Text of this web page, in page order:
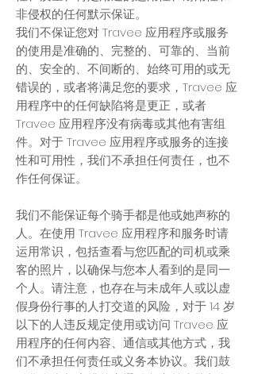
非侵权的任何默示保证。
我们不保证您对 Travee 应用程序或服务
的使用是准确的、完整的、可靠的、当前
的、安全的、不间断的、始终可用的或无
错误的，或者将满足您的要求，Travee 应
用程序中的任何缺陷将是更正，或者
Travee 应用程序没有病毒或其他有害组
件。对于 Travee 应用程序或服务的连接
性和可用性，我们不承担任何责任，也不
作任何保证。
我们不能保证每个骑手都是他或她声称的
人。在使用 Travee 应用程序和服务时请
运用常识，包括查看与您匹配的司机或乘
客的照片，以确保与您本人看到的是同一
个人。请注意，也存在与未成年人或以虚
假身份行事的人打交道的风险，对于 14 岁
以下的人违反规定使用或访问 Travee 应
用程序的任何内容、通信或其他方式，我
们不承担任何责任或义务本协议。我们鼓